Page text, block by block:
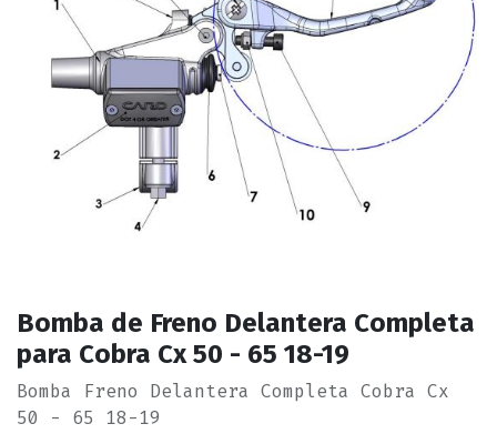
Bomba de Freno Delantera Completa
para Cobra Cx 50 - 65 18-19
Bomba Freno Delantera Completa Cobra Cx
50 - 65 18-19